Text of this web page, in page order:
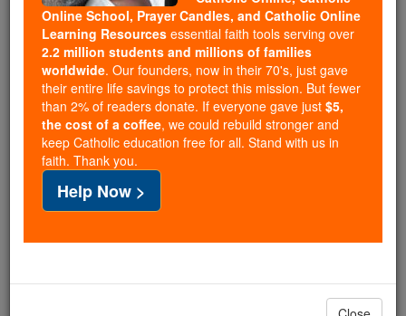
Students Are Being Formed in the
Faith
Because of generous supporters like you,
Catholic Online School has already delivered
free, faithful Catholic education to over 2.2
million students across 193 countries. In an age
of noise and algorithms, you are helping form
souls with truth, prayer, Scripture, and Christ.
If everyone who reads this gave just $5 — the
free for all. Be Courageous. Be Catholic. Stand
Online School, Prayer Candles, and Catholic Online
Learning Resources essential faith tools serving over
2.2 million students and millions of families
worldwide. Our founders, now in their 70's, just gave
their entire life savings to protect this mission. But fewer
than 2% of readers donate. If everyone gave just $5,
the cost of a coffee, we could rebuild stronger and
keep Catholic education free for all. Stand with us in
faith. Thank you.
Help Now >